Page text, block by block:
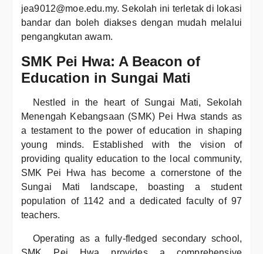
jea9012@moe.edu.my. Sekolah ini terletak di lokasi
bandar dan boleh diakses dengan mudah melalui
pengangkutan awam.
SMK Pei Hwa: A Beacon of
Education in Sungai Mati
Nestled in the heart of Sungai Mati, Sekolah
Menengah Kebangsaan (SMK) Pei Hwa stands as
a testament to the power of education in shaping
young minds. Established with the vision of
providing quality education to the local community,
SMK Pei Hwa has become a cornerstone of the
Sungai Mati landscape, boasting a student
population of 1142 and a dedicated faculty of 97
teachers.
Operating as a fully-fledged secondary school,